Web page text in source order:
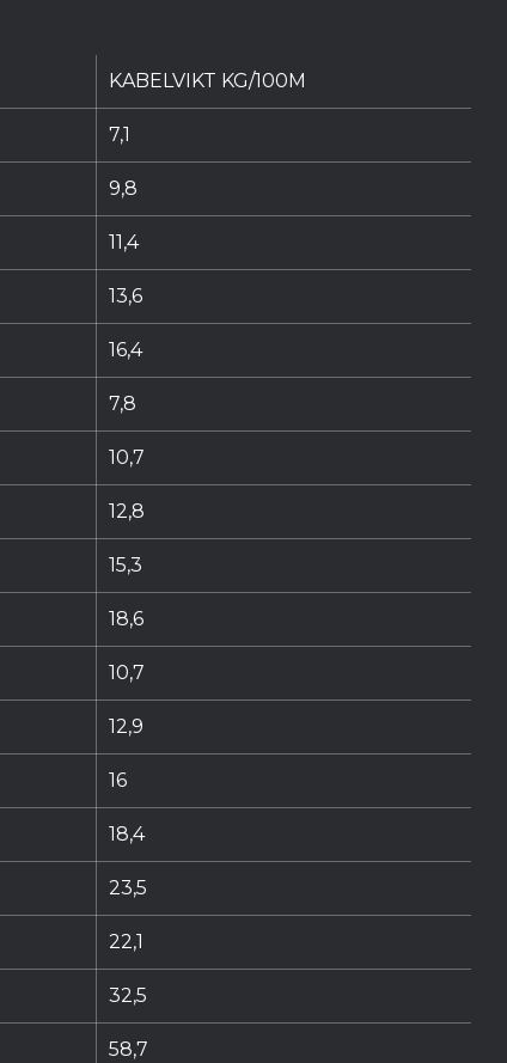
KABELVIKT KG/100M
7,1
9,8
11,4
13,6
16,4
7,8
10,7
12,8
15,3
18,6
10,7
12,9
16
18,4
23,5
22,1
32,5
58,7